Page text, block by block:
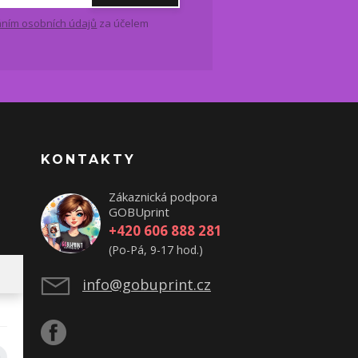
osobních údajů za účelem
KONTAKTY
Zákaznická podpora
GOBUprint
+420 606 888 281
(Po-Pá, 9-17 hod.)
info@gobuprint.cz